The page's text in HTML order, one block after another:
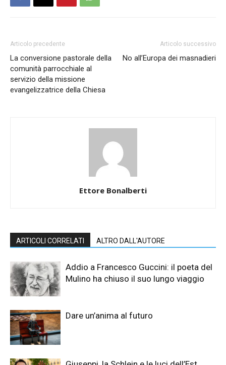
Articolo precedente
La conversione pastorale della
comunità parrocchiale al
servizio della missione
evangelizzatrice della Chiesa
Articolo successivo
No all’Europa dei masnadieri
Ettore Bonalberti
ARTICOLI CORRELATI ALTRO DALL'AUTORE
Addio a Francesco Guccini: il poeta del
Mulino ha chiuso il suo lungo viaggio
Dare un’anima al futuro